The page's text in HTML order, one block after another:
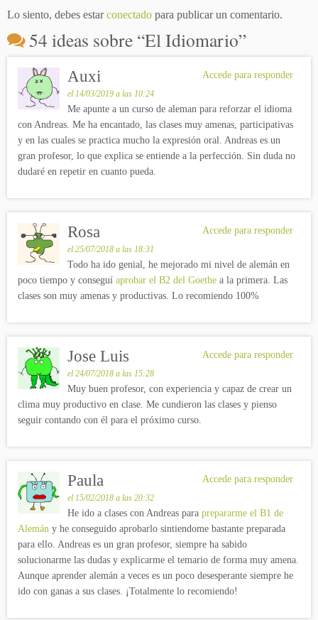
Lo siento, debes estarconectado para publicar un comentario.
54 ideas sobre “El Idiomario”
Accede para responder
Auxi
el 14/03/2019 a las 10:24
Me apunte a un curso de aleman para reforzar el idioma
con Andreas. Me ha encantado, las clases muy amenas, participativas
y en las cuales se practica mucho la expresión oral. Andreas es un
gran profesor, lo que explica se entiende a la perfección. Sin duda no
dudaré en repetir en cuanto pueda.
Accede para responder
Rosa
el 25/07/2018 a las 18:31
Todo ha ido genial, he mejorado mi nivel de alemán en
poco tiempo y conseguí aprobar el B2 del Goethe a la primera. Las
clases son muy amenas y productivas. Lo recomiendo 100%
Accede para responder
Jose Luis
el 24/07/2018 a las 15:28
Muy buen profesor, con experiencia y capaz de crear un
clima muy productivo en clase. Me cundieron las clases y pienso
seguir contando con él para el próximo curso.
Accede para responder
Paula
el 15/02/2018 a las 20:32
He ido a clases con Andreas paraprepararme el B1 de
Alemán y he conseguido aprobarlo sintiendome bastante preparada
para ello. Andreas es un gran profesor, siempre ha sabido
solucionarme las dudas y explicarme el temario de forma muy amena.
Aunque aprender alemán a veces es un poco desesperante siempre he
ido con ganas a sus clases. ¡Totalmente lo recomiendo!